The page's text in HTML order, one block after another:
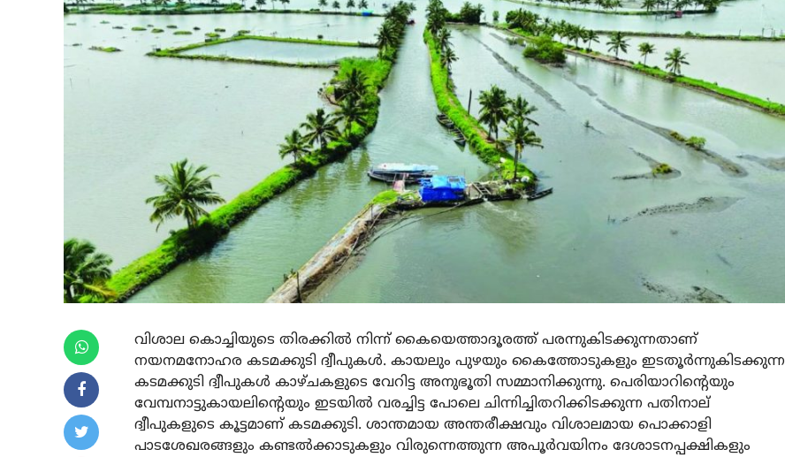
വിശാല കൊച്ചിയുടെ തിരക്കില്‍ നിന്ന് കൈയെത്താദൂരത്ത് പരന്നുകിടക്കുന്നതാണ്
നയനമനോഹര കടമക്കുടി ദ്വീപുകള്‍. കായലും പുഴയും കൈത്തോടുകളും ഇടതൂര്‍ന്നുകിടക്കുന്ന
കടമക്കുടി ദ്വീപുകള്‍ കാഴ്ചകളുടെ വേറിട്ട അനുഭൂതി സമ്മാനിക്കുന്നു. പെരിയാറിന്റെയും
വേമ്പനാട്ടുകായലിന്റെയും ഇടയില്‍ വരച്ചിട്ട പോലെ ചിന്നിച്ചിതറിക്കിടക്കുന്ന പതിനാല്
ദ്വീപുകളുടെ കൂട്ടമാണ് കടമക്കുടി. ശാന്തമായ അന്തരീക്ഷവും വിശാലമായ പൊക്കാളി
പാടശേഖരങ്ങളും കണ്ടല്‍ക്കാടുകളും വിരുന്നെത്തുന്ന അപൂര്‍വയിനം ദേശാടനപ്പക്ഷികളും